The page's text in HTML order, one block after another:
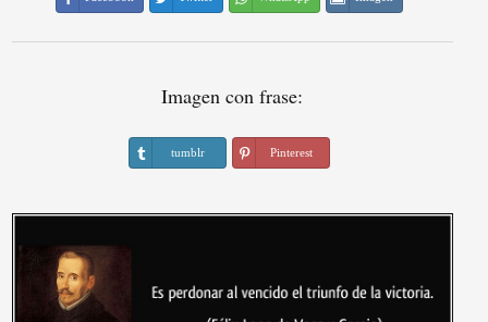
Imagen con frase:
tumblr Pinterest